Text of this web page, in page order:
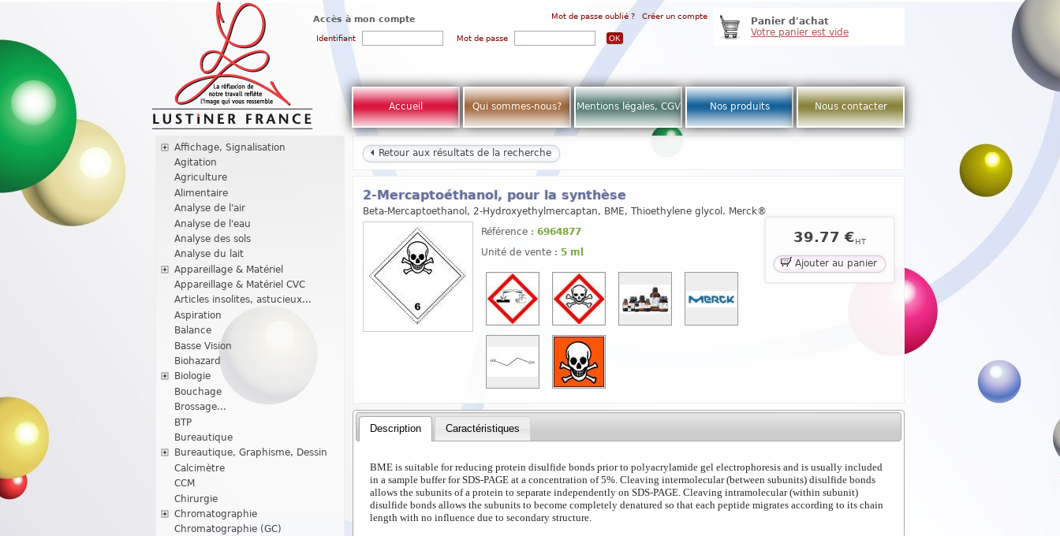
Accès à mon compte Mot de passe oublié ? Créer un compte
Identifiant Mot de passe
Panier d'achat
Votre panier est vide
Accueil Qui sommes-nous? Mentions légales, CGV Nos produits Nous contacter
Affichage, Signalisation
Agitation
Agriculture
Alimentaire
Analyse de l'air
Analyse de l'eau
Analyse des sols
Analyse du lait
Appareillage & Matériel
Appareillage & Matériel CVC
Articles insolites, astucieux...
Aspiration
Balance
Basse Vision
Biohazard
Biologie
Bouchage
Brossage...
BTP
Bureautique
Bureautique, Graphisme, Dessin
Calcimètre
CCM
Chirurgie
Chromatographie
Chromatographie (GC)
Retour aux résultats de la recherche
2-Mercaptoéthanol, pour la synthèse
Beta-Mercaptoethanol, 2-Hydroxyethylmercaptan, BME, Thioethylene glycol. Merck®
Référence : 6964877
Unité de vente : 5 ml
39.77 € HT
Ajouter au panier
Description Caractéristiques
BME is suitable for reducing protein disulfide bonds prior to polyacrylamide gel electrophoresis and is usually included
in a sample buffer for SDS-PAGE at a concentration of 5%. Cleaving intermolecular (between subunits) disulfide bonds
allows the subunits of a protein to separate independently on SDS-PAGE. Cleaving intramolecular (within subunit)
disulfide bonds allows the subunits to become completely denatured so that each peptide migrates according to its chain
length with no influence due to secondary structure.